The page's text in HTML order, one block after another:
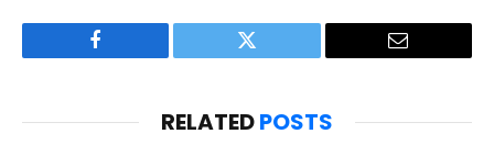
Facebook Twitter Email
RELATEDPOSTS